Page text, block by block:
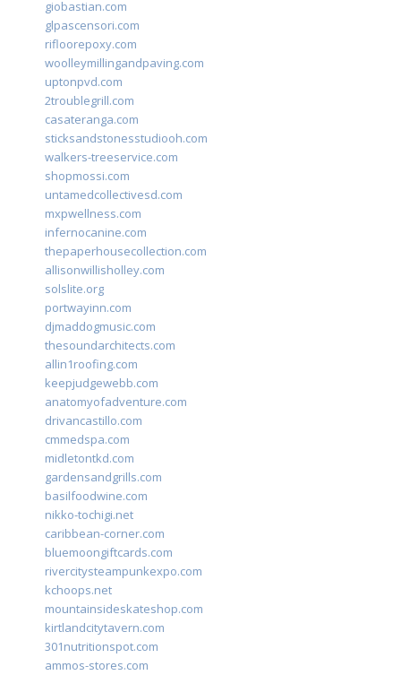
giobastian.com
glpascensori.com
rifloorepoxy.com
woolleymillingandpaving.com
uptonpvd.com
2troublegrill.com
casateranga.com
sticksandstonesstudiooh.com
walkers-treeservice.com
shopmossi.com
untamedcollectivesd.com
mxpwellness.com
infernocanine.com
thepaperhousecollection.com
allisonwillisholley.com
solslite.org
portwayinn.com
djmaddogmusic.com
thesoundarchitects.com
allin1roofing.com
keepjudgewebb.com
anatomyofadventure.com
drivancastillo.com
cmmedspa.com
midletontkd.com
gardensandgrills.com
basilfoodwine.com
nikko-tochigi.net
caribbean-corner.com
bluemoongiftcards.com
rivercitysteampunkexpo.com
kchoops.net
mountainsideskateshop.com
kirtlandcitytavern.com
301nutritionspot.com
ammos-stores.com